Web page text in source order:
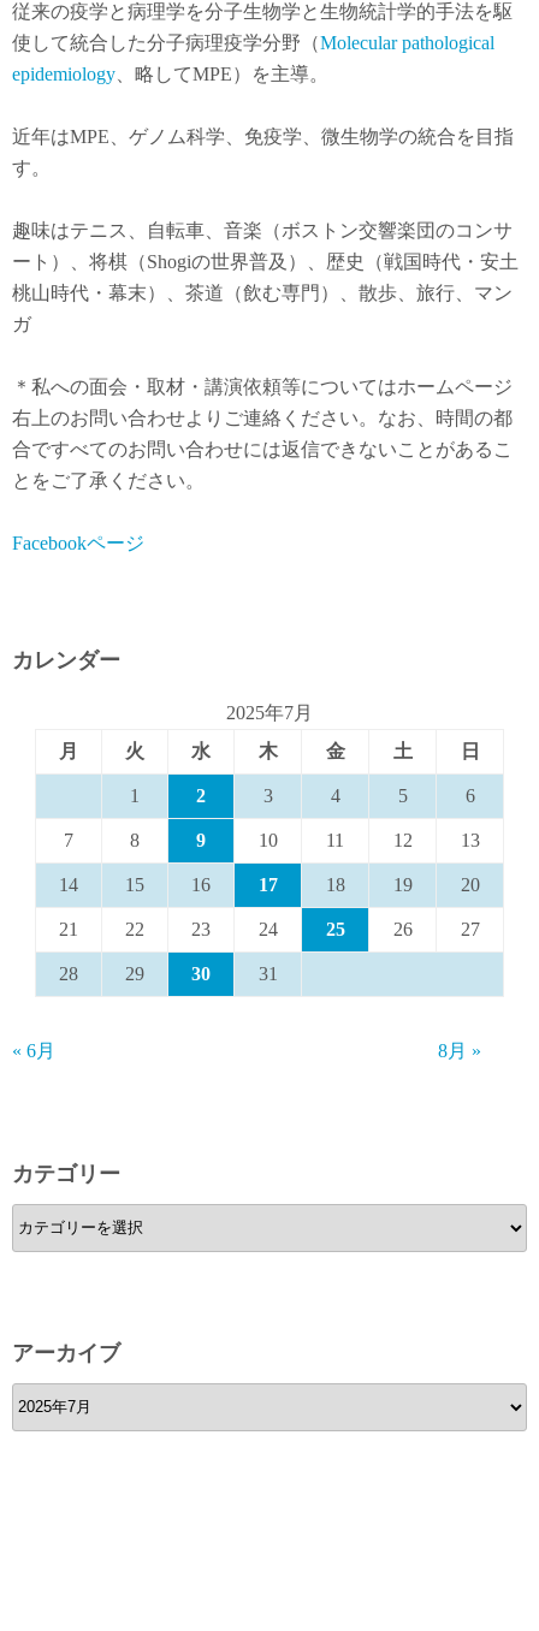
従来の疫学と病理学を分子生物学と生物統計学的手法を駆
使して統合した分子病理疫学分野（Molecular pathological
epidemiology 、略してMPE）を主導。
近年はMPE 、ゲノム科学、免疫学、微生物学の統合を目指
す。
趣味はテニス、自転車、音楽（ボストン交響楽団のコンサ
ート）、将棋（Shogiの世界普及）、歴史（戦国時代・安土
桃山時代・幕末）、茶道（飲む専門）、散歩、旅行、マン
ガ
＊私への面会・取材・講演依頼等についてはホームページ
右上のお問い合わせよりご連絡ください。なお、時間の都
合ですべてのお問い合わせには返信できないことがあるこ
とをご了承ください。
Facebookページ
カレンダー
2025年7月
月
火 水 木 金 土 日
1 2 3 4 5 6
7 8 9 10 11 12 13
14 15 16 17 18 19 20
21 22 23 24 25 26 27
28 29 30 31
« 6月 8月 »
カテゴリー
カ
テ
ー
アーカイブ
ア
ー